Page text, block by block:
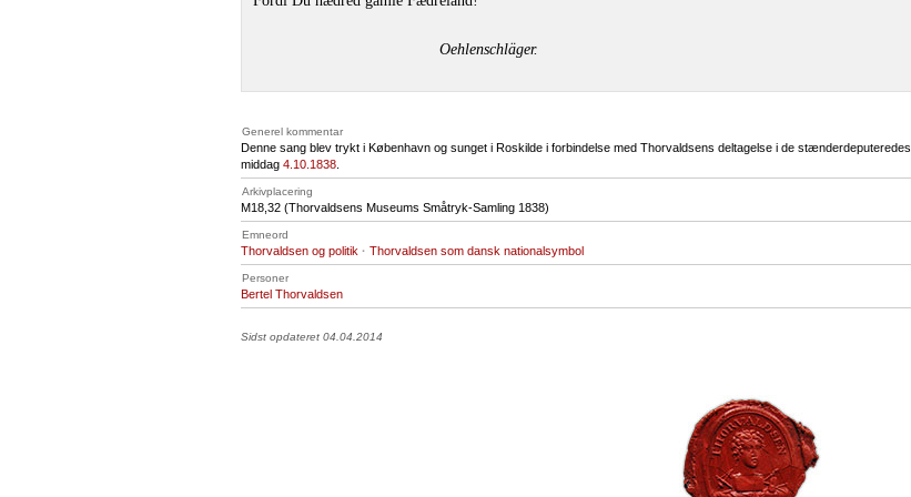
Oehlenschläger.
Generel kommentar
Denne sang blev trykt i København og sunget i Roskilde i forbindelse med Thorvaldsens deltagelse i de stænderdeputeredes
middag 4.10.1838
Arkivplacering
M18 ,32 (Thorvaldsens Museums Småtryk-Samling 1838)
Emneord
Thorvaldsen og politik · Thorvaldsen som dansk nationalsymbol
Personer
Bertel Thorvaldsen
Sidst opdateret 04.04.2014